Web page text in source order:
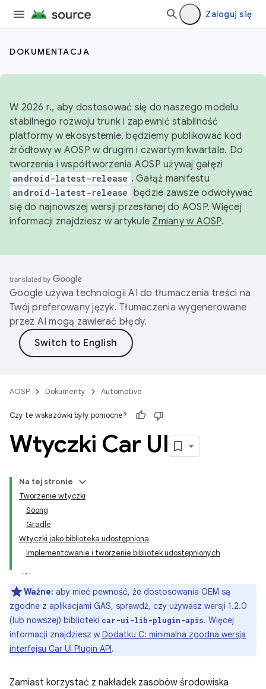
Zaloguj się
DOKUMENTACJA
W 2026 r., aby dostosować się do naszego modelu
stabilnego rozwoju trunk i zapewnić stabilność
platformy w ekosystemie, będziemy publikować kod
źródłowy w AOSP w drugim i czwartym kwartale. Do
tworzenia i współtworzenia AOSP używaj gałęzi
android-latest-release . Gałąź manifestu
android-latest-release będzie zawsze odwoływać
się do najnowszej wersji przesłanej do AOSP. Więcej
informacji znajdziesz w artykule Zmiany w AOSP.
Google używa technologii AI do tłumaczenia treści na
Twój preferowany język. Tłumaczenia wygenerowane
przez AI mogą zawierać błędy.
AOSP Dokumenty Automotive
Czy te wskazówki były pomocne?
Wtyczki Car UI
Na tej stronie
Tworzenie wtyczki
Soong
Gradle
Wtyczki jako biblioteka udostępniona
Implementowanie i tworzenie bibliotek udostępnionych
Ważne: aby mieć pewność, że dostosowania OEM są
zgodne z aplikacjami GAS, sprawdź, czy używasz wersji 1.2.0
(lub nowszej) biblioteki car-ui-lib-plugin-apis. Więcej
informacji znajdziesz w Dodatku C: minimalna zgodna wersja
interfejsu Car UI Plugin API.
Zamiast korzystać z nakładek zasobów środowiska